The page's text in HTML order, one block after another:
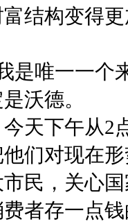
结构变得
是唯一一个
沃德。
天下午从2
们对现在
民，关心
者存一点